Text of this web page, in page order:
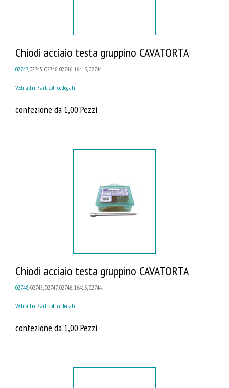
Chiodi acciaio testa gruppino CAVATORTA
02747, 02745, 02748, 02746, 16413, 02744...
Vedi altri 7 articoli collegati
confezione da 1,00 Pezzi
Chiodi acciaio testa gruppino CAVATORTA
02748, 02745, 02747, 02746, 16413, 02744...
Vedi altri 7 articoli collegati
confezione da 1,00 Pezzi